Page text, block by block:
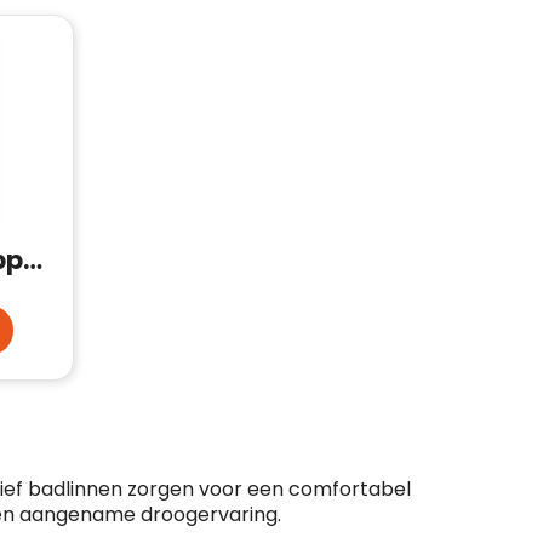
Pantoffels en Slippers
badlinnen zorgen voor een comfortabel
aangename droogervaring.